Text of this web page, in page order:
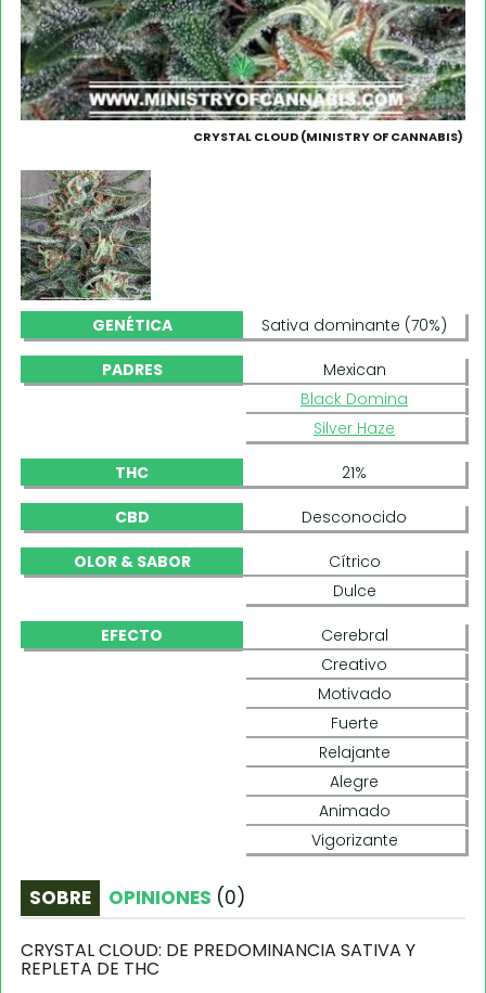
CRYSTAL CLOUD (MINISTRY OF CANNABIS)
GENÉTICA Sativa dominante (70%)
PADRES
Mexican
Black Domina
Silver Haze
THC 21%
CBD Desconocido
OLOR & SABOR
Cítrico
Dulce
EFECTO
Cerebral
Creativo
Motivado
Fuerte
Relajante
Alegre
Animado
Vigorizante
SOBRE OPINIONES (0)
CRYSTAL CLOUD: DE PREDOMINANCIA SATIVA Y
REPLETA DE THC